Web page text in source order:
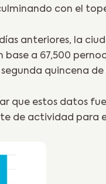
con el
anteriores, la
base a 67,500
quincena de
que estos datos
de actividad para